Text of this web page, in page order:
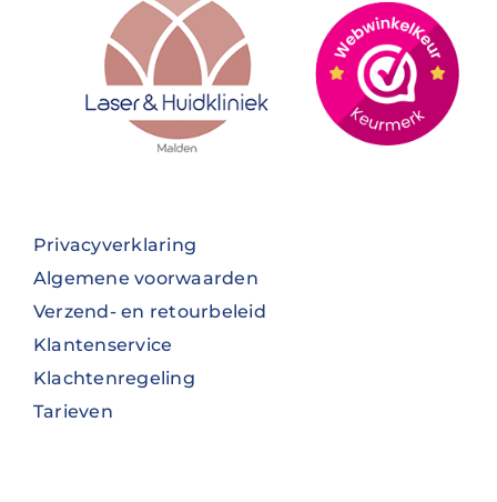
Privacyverklaring
Algemene voorwaarden
Verzend- en retourbeleid
Klantenservice
Klachtenregeling
Tarieven